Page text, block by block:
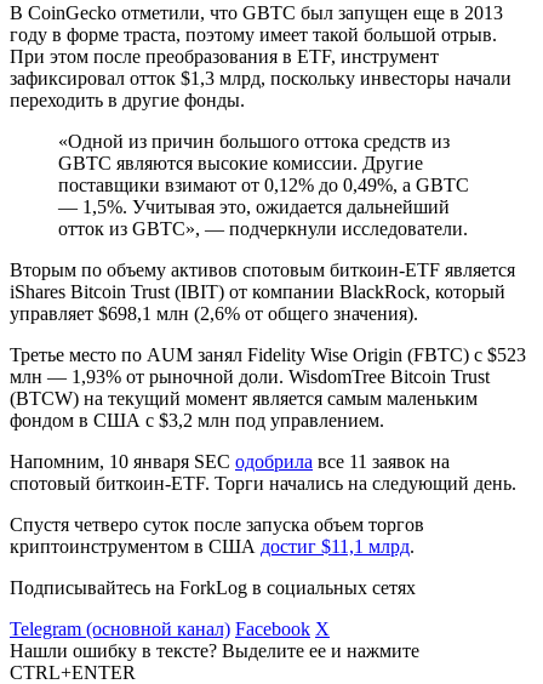
В CoinGecko отметили, что GBTC был запущен еще в 2013
году в форме траста, поэтому имеет такой большой отрыв.
При этом после преобразования в ETF, инструмент
зафиксировал отток $1,3 млрд, поскольку инвесторы начали
переходить в другие фонды.
«Одной из причин большого оттока средств из
GBTC являются высокие комиссии. Другие
поставщики взимают от 0,12% до 0,49%, а GBTC
— 1,5%. Учитывая это, ожидается дальнейший
отток из GBTC», — подчеркнули исследователи.
Вторым по объему активов спотовым биткоин-ETF является
iShares Bitcoin Trust (IBIT) от компании BlackRock, который
управляет $698,1 млн (2,6% от общего значения).
Третье место по AUM занял Fidelity Wise Origin (FBTC) c $523
млн — 1,93% от рыночной доли. WisdomTree Bitcoin Trust
(BTCW) на текущий момент является самым маленьким
фондом в США с $3,2 млн под управлением.
Напомним, 10 января SEC одобрила все 11 заявок на
спотовый биткоин-ETF. Торги начались на следующий день.
Спустя четверо суток после запуска объем торгов
криптоинструментом в США достиг $11,1 млрд.
Подписывайтесь на ForkLog в социальных сетях
Telegram (основной канал) Facebook X
Нашли ошибку в тексте? Выделите ее и нажмите
CTRL+ENTER